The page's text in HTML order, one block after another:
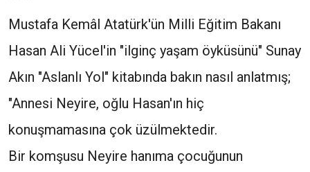
Mustafa Kemâl Atatürk'ün Milli Eğitim Bakanı
Hasan Ali Yücel'in "ilginç yaşam öyküsünü" Sunay
Akın "Aslanlı Yol" kitabında bakın nasıl anlatmış;
"Annesi Neyire, oğlu Hasan'ın hiç
konuşmamasına çok üzülmektedir.
Bir komşusu Neyire hanıma çocuğunun